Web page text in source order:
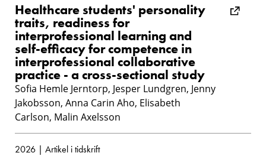
Healthcare students' personality
traits, readiness for
interprofessional learning and
self-efficacy for competence in
interprofessional collaborative
practice - a cross-sectional study
Sofia Hemle Jerntorp, Jesper Lundgren, Jenny
Jakobsson, Anna Carin Aho, Elisabeth
Carlson, Malin Axelsson
2026 | Artikel i tidskrift